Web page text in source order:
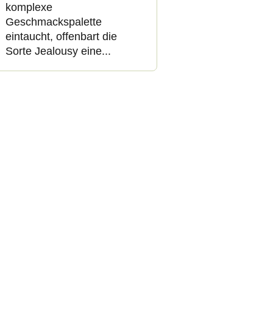
komplexe
Geschmackspalette
eintaucht, offenbart die
Sorte Jealousy eine...